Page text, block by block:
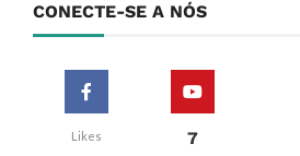
CONECTE-SE A NÓS
Likes 7